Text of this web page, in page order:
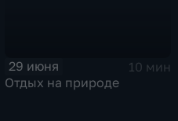
29 июня
10 мин
Отдых на природе